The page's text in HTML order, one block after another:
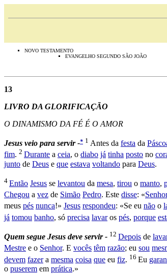
NOVO TESTAMENTO
EVANGELHO SEGUNDO SÃO JOÃO
13
LIVRO DA GLORIFICAÇÃO
O DINAMISMO DA FÉ É O AMOR
Jesus veio para servir -* 1 Antes da festa da
fim. 2 Durante a ceia, o diabo já tinha posto no
junto de Deus e que estava voltando para Deus.
4 Então Jesus se levantou da mesa, tirou o manto,
Chegou a vez de Simão Pedro. Este disse: «Senhor
meus pés nunca!» Jesus respondeu: «Se eu não o
já tomou banho, só precisa lavaros pés, porque
Quem segue Jesus deve servir - 12 Depois de
Mestre e o Senhor. E vocês têm razão; eu sou
devem fazera mesma coisa que eu fiz. 16 Eu
o puserem em prática.»